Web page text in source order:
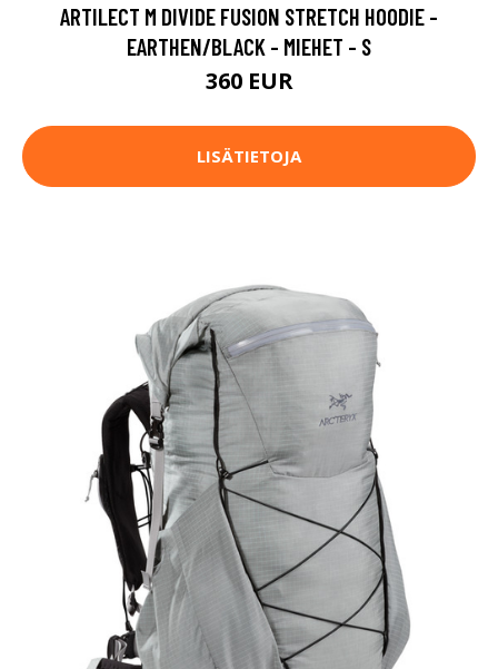
ARTILECT M DIVIDE FUSION STRETCH HOODIE -
EARTHEN/BLACK - MIEHET - S
360 EUR
LISÄTIETOJA